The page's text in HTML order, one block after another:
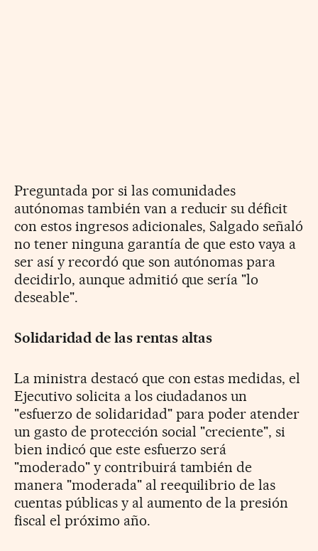
Preguntada por si las comunidades
autónomas también van a reducir su déficit
con estos ingresos adicionales, Salgado señaló
no tener ninguna garantía de que esto vaya a
ser así y recordó que son autónomas para
decidirlo, aunque admitió que sería "lo
deseable".
Solidaridad de las rentas altas
La ministra destacó que con estas medidas, el
Ejecutivo solicita a los ciudadanos un
"esfuerzo de solidaridad" para poder atender
un gasto de protección social "creciente", si
bien indicó que este esfuerzo será
"moderado" y contribuirá también de
manera "moderada" al reequilibrio de las
cuentas públicas y al aumento de la presión
fiscal el próximo año.